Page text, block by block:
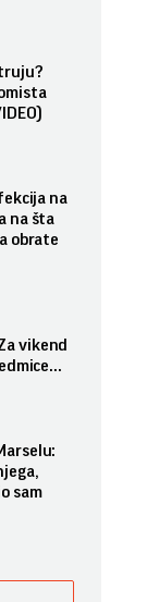
na
na šta
obrate
vikend
sam